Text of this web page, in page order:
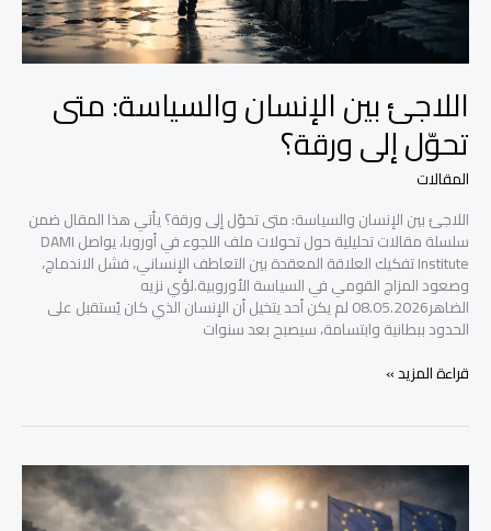
اللاجئ بين الإنسان والسياسة: متى
تحوّل إلى ورقة؟
المقالات
اللاجئ بين الإنسان والسياسة: متى تحوّل إلى ورقة؟ يأتي هذا المقال ضمن
سلسلة مقالات تحليلية حول تحولات ملف اللجوء في أوروبا، يواصل DAMI
Institute تفكيك العلاقة المعقدة بين التعاطف الإنساني، فشل الاندماج،
وصعود المزاج القومي في السياسة الأوروبية.لؤي نزيه
الضاهر08.05.2026 لم يكن أحد يتخيل أن الإنسان الذي كان يُستقبل على
الحدود ببطانية وابتسامة، سيصبح بعد سنوات
قراءة المزيد »
من
التعاطف
إلى